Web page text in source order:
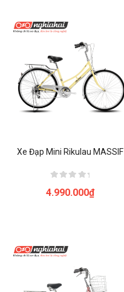
Xe Đạp Mini Rikulau MASSIF
xếp
4.990.000₫